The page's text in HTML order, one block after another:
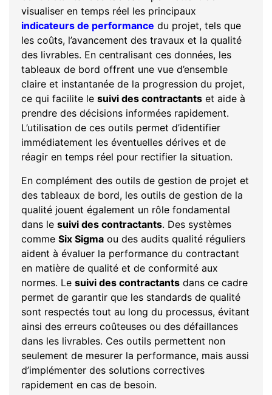
visualiser en temps réel les principaux
indicateurs de performance du projet, tels que
les coûts, l’avancement des travaux et la qualité
des livrables. En centralisant ces données, les
tableaux de bord offrent une vue d’ensemble
claire et instantanée de la progression du projet,
ce qui facilite le suivi des contractants et aide à
prendre des décisions informées rapidement.
L’utilisation de ces outils permet d’identifier
immédiatement les éventuelles dérives et de
réagir en temps réel pour rectifier la situation.
En complément des outils de gestion de projet et
des tableaux de bord, les outils de gestion de la
qualité jouent également un rôle fondamental
dans le suivi des contractants. Des systèmes
comme Six Sigma ou des audits qualité réguliers
aident à évaluer la performance du contractant
en matière de qualité et de conformité aux
normes. Le suivi des contractants dans ce cadre
permet de garantir que les standards de qualité
sont respectés tout au long du processus, évitant
ainsi des erreurs coûteuses ou des défaillances
dans les livrables. Ces outils permettent non
seulement de mesurer la performance, mais aussi
d’implémenter des solutions correctives
rapidement en cas de besoin.